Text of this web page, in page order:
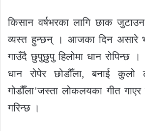
किसान वर्षभरका लागि छाक
व्यस्त हुन्छन् । आजका दिन असारे
गाउँदै छुपुछुपु हिलोमा धान रोपिन्छ
धान रोपेर छोडौँला, बनाई कुलो
गोडौँला’जस्ता लोकलयका गीत
गरिन्छ ।